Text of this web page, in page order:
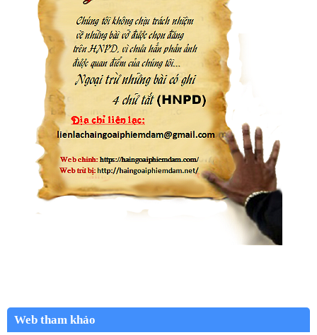
Web tham khảo